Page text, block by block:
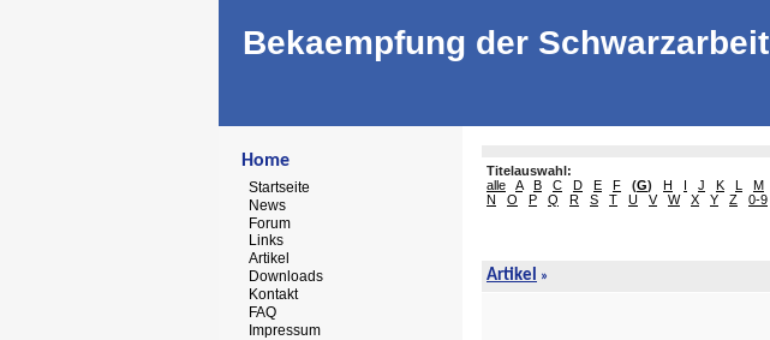
Bekaempfung der Schwarzarbeit
Home
Startseite
News
Forum
Links
Artikel
Downloads
Kontakt
FAQ
Impressum
Titelauswahl:
alle
A B C D E F (G) H I J K L
M
N
O P Q R S T U V W X Y Z 0-9
Artikel »